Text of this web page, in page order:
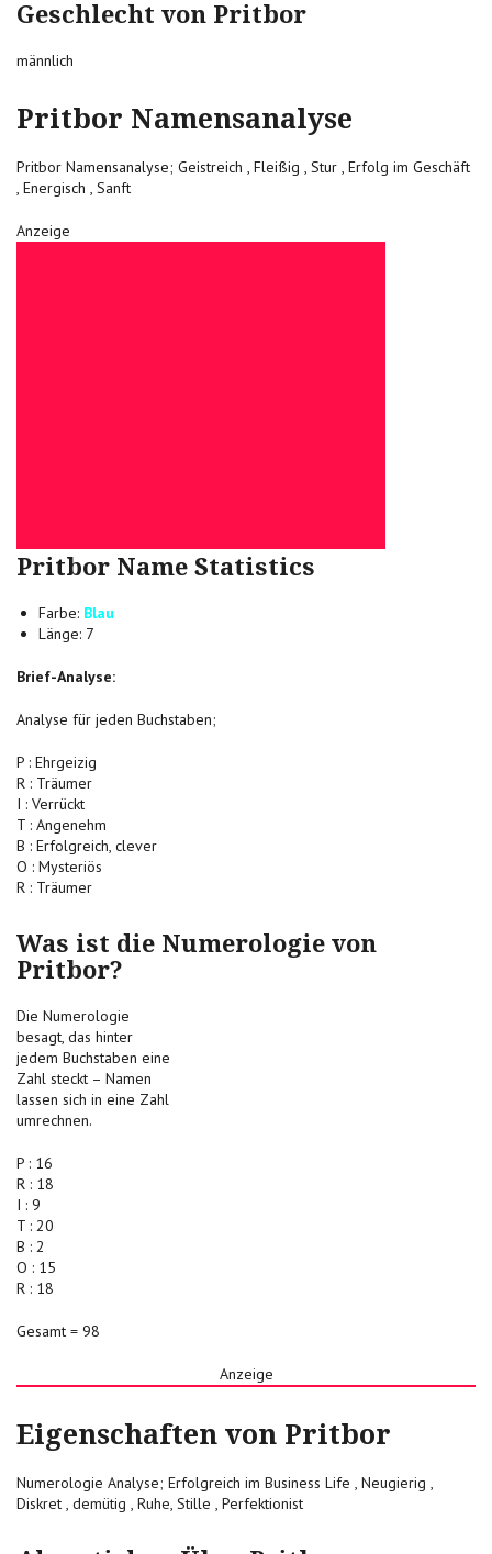
Geschlecht von Pritbor
männlich
Pritbor Namensanalyse
Pritbor Namensanalyse; Geistreich , Fleißig , Stur , Erfolg im Geschäft
, Energisch , Sanft
Anzeige
Pritbor Name Statistics
Farbe: Blau
Länge: 7
Brief-Analyse:
Analyse für jeden Buchstaben;
P : Ehrgeizig
R : Träumer
I : Verrückt
T : Angenehm
B : Erfolgreich, clever
O : Mysteriös
R : Träumer
Was ist die Numerologie von
Pritbor?
Die Numerologie
besagt, das hinter
jedem Buchstaben eine
Zahl steckt – Namen
lassen sich in eine Zahl
umrechnen.
P : 16
R : 18
I : 9
T : 20
B : 2
O : 15
R : 18
Gesamt = 98
Anzeige
Eigenschaften von Pritbor
Numerologie Analyse; Erfolgreich im Business Life , Neugierig ,
Diskret , demütig , Ruhe, Stille , Perfektionist